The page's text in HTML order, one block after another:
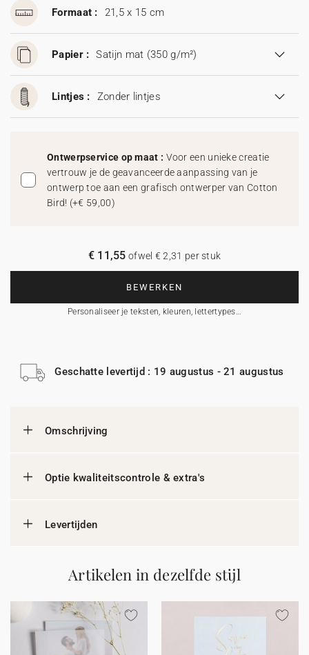
Formaat : 21,5 x 15 cm
Papier : Satijn mat (350 g/m²)
Lintjes : Zonder lintjes
Ontwerpservice op maat : Voor een unieke creatie
vertrouw je de geavanceerde aanpassing van je
ontwerp toe aan een grafisch ontwerper van Cotton
Bird! (+€ 59,00)
BEWERKEN
Personaliseer je teksten, kleuren, lettertypes…
€ 11,55 ofwel € 2,31 per stuk
Geschatte levertijd : 19 augustus - 21 augustus
Omschrijving
Optie kwaliteitscontrole & extra's
Levertijden
Artikelen in dezelfde stijl